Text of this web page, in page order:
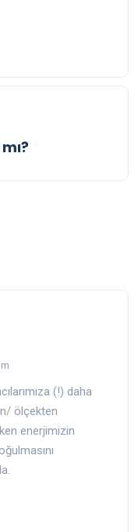
(!) daha
ölçekten
enerjimizin